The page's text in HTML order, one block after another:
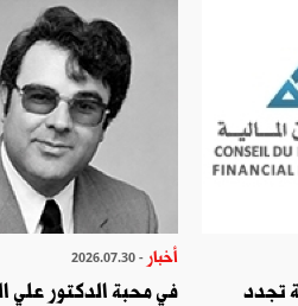
تجدد
أخبار - 2026.07.30
في محبة الدكتور علي